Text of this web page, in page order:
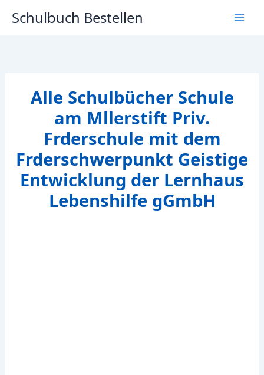
InhaltSchulbuch Bestellen
Alle Schulbücher Schule
am Mllerstift Priv.
Frderschule mit dem
Frderschwerpunkt Geistige
Entwicklung der Lernhaus
Lebenshilfe gGmbH